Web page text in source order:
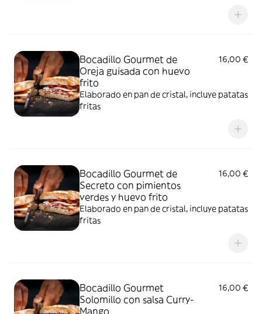
Bocadillo Gourmet de
Oreja guisada con huevo
frito
16,00 €
Elaborado en pan de cristal, incluye patatas
fritas
Bocadillo Gourmet de
Secreto con pimientos
verdes y huevo frito
16,00 €
Elaborado en pan de cristal, incluye patatas
fritas
Bocadillo Gourmet
Solomillo con salsa Curry-
Mango
16,00 €